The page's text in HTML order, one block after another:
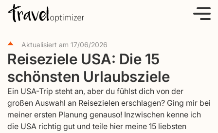
Aktualisiert am 17/06/2026
Reiseziele USA: Die 15
schönsten Urlaubsziele
Ein USA-Trip steht an, aber du fühlst dich von der
großen Auswahl an Reisezielen erschlagen? Ging mir bei
meiner ersten Planung genauso! Inzwischen kenne ich
die USA richtig gut und teile hier meine 15 liebsten